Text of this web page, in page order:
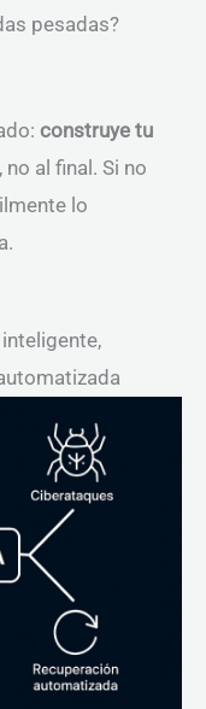
pesadas?
construye tu
, no al final. Si no
lo